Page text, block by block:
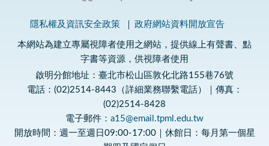
隱私權及資訊安全政策 政府網站資料開放宣告
本網站為建立專屬視障者使用之網站，提供線上有聲書、點
字書等資源，供視障者使用
啟明分館地址：臺北市松山區敦化北路155巷76號
電話：(02)2514-8443（詳細業務聯繫電話）｜傳真：
(02)2514-8428
電子郵件： a15@email.tpml.edu.tw
開放時間：週一至週日09:00-17:00｜休館日：每月第一個星